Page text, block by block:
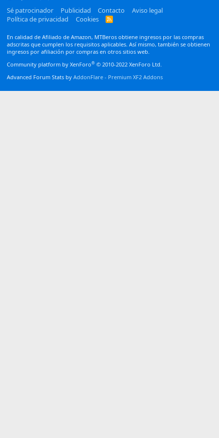
Sé patrocinador
Publicidad Contacto
Aviso legal
Política de privacidad
Cookies
R
En calidad de Afiliado de Amazon, MTBeros obtiene ingresos por las compras
adscritas que cumplen los requisitos aplicables. Así mismo, también se obtienen
ingresos por afiliación por compras en otros sitios web.
Community platform by XenForo® © 2010-2022 XenForo Ltd.
Advanced Forum Stats by AddonFlare - Premium XF2 Addons